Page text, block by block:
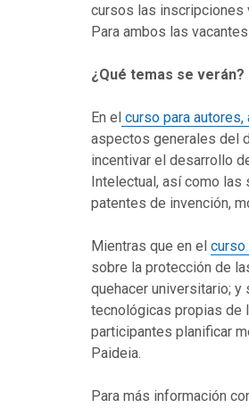
cursos las inscripciones
Para ambos las
¿Qué temas se verán?
En el curso para
aspectos generales del
incentivar el desarrollo
Intelectual, así como las
patentes de invención,
Mientras que en el curso
sobre la protección de
quehacer universitario;
tecnológicas propias de
participantes planificar
Paideia.
Para más información